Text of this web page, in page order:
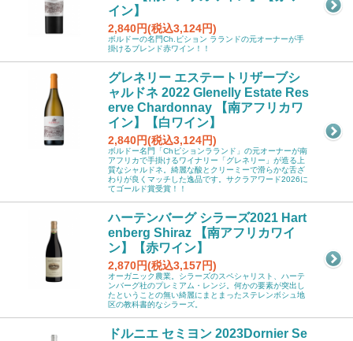
イン】
2,840円(税込3,124円)
ボルドーの名門Ch.ピション ラランドの元オーナーが手
掛けるブレンド赤ワイン！！
グレネリー エステートリザーブシ
ャルドネ 2022 Glenelly Estate Res
erve Chardonnay 【南アフリカワ
イン】【白ワイン】
2,840円(税込3,124円)
ボルドー名門「Chピションラランド」の元オーナーが南
アフリカで手掛けるワイナリー「グレネリー」が造る上
質なシャルドネ。綺麗な酸とクリーミーで滑らかな舌ざ
わりが良くマッチした逸品です。サクラアワード2026に
てゴールド賞受賞！！
ハーテンバーグ シラーズ2021 Hart
enberg Shiraz 【南アフリカワイ
ン】【赤ワイン】
2,870円(税込3,157円)
オーガニック農業。シラーズのスペシャリスト、ハーテ
ンバーグ社のプレミアム・レンジ。何かの要素が突出し
たということの無い綺麗にまとまったステレンボシュ地
区の教科書的なシラーズ。
ドルニエ セミヨン 2023Dornier Se